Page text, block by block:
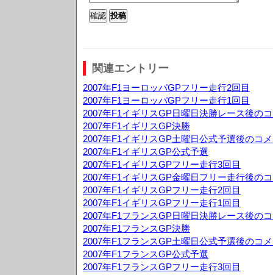
関連エントリー
2007年F1ヨーロッパGPフリー走行2回目
2007年F1ヨーロッパGPフリー走行1回目
2007年F1イギリスGP日曜日決勝レース後の
2007年F1イギリスGP決勝
2007年F1イギリスGP土曜日公式予選後のコ
2007年F1イギリスGP公式予選
2007年F1イギリスGPフリー走行3回目
2007年F1イギリスGP金曜日フリー走行後の
2007年F1イギリスGPフリー走行2回目
2007年F1イギリスGPフリー走行1回目
2007年F1フランスGP日曜日決勝レース後の
2007年F1フランスGP決勝
2007年F1フランスGP土曜日公式予選後のコ
2007年F1フランスGP公式予選
2007年F1フランスGPフリー走行3回目